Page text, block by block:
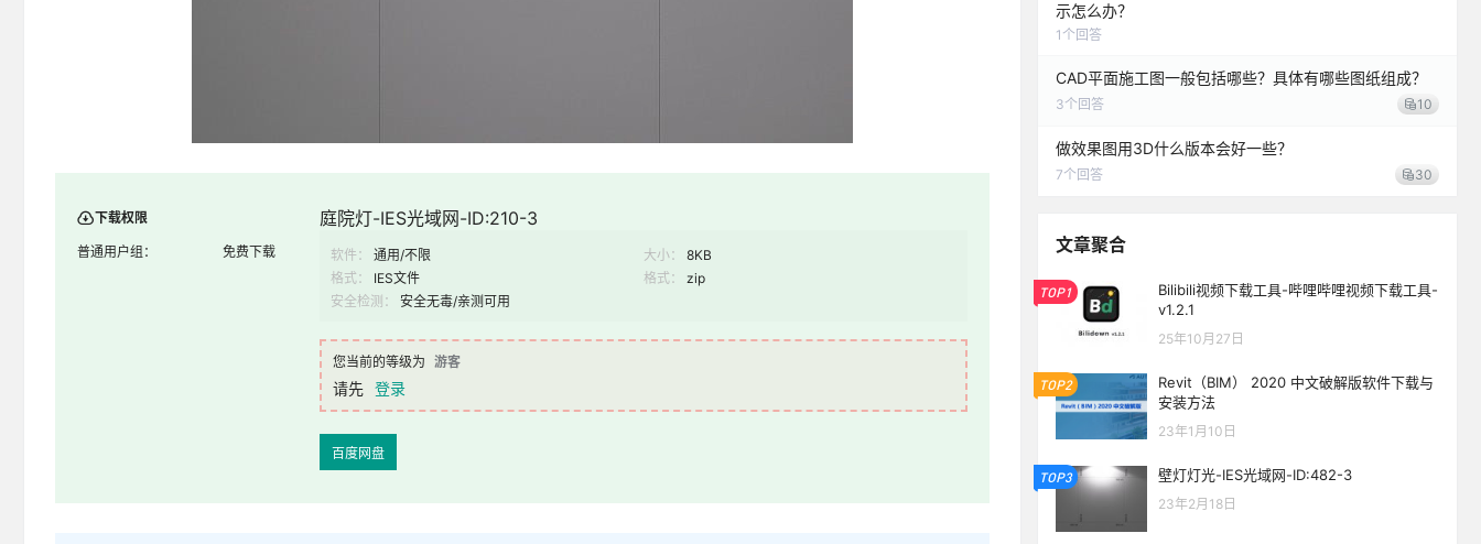
下载权限
普通用户组： 免费下载
庭院灯-IES光域网-ID:210-3
软件： 通用/不限 大小：
8KB
格式：
IES文件 格式：
zip
安全检测：
安全无毒/亲测可用
您当前的等级为 游客
请先 登录
百度网盘
示怎么办？
1 个回答
CAD平面施工图一般包括哪些？具体有哪些图纸组成？
3个回答 10
做效果图用3D什么版本会好一些？
7个回答 30
文章聚合
TOP1
Bilibili视频下载工具-哔哩哔哩视频下载工具-
v1.2.1
25年10月27日
TOP2
Revit（BIM） 2020 中文破解版软件下载与
安装方法
23年1月10日
TOP3 壁灯灯光-IES光域网-ID:482-3
23年2月18日